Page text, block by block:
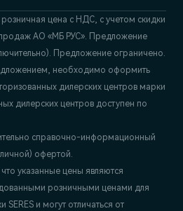
цена c НДС, с учетом скидки
АО «МБ РУС». Предложение
Предложение ограничено.
необходимо оформить
дилерских центров марки
дилерских центров доступен по
справочно-информационный
офертой.
указанные цены являются
розничными ценами для
и могут отличаться от